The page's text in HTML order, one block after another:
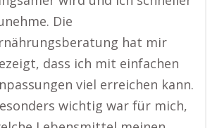
Die
hat mir
dass ich mit einfachen
viel erreichen kann.
wichtig war für mich,